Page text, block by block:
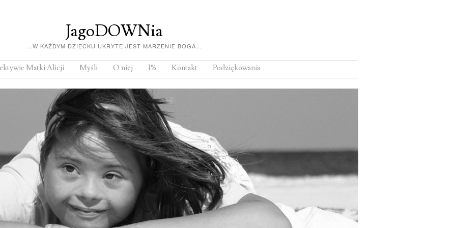
JagoDOWNia
…W KAŻDYM DZIECKU UKRYTE JEST MARZENIE BOGA…
Matki Alicji Myśli O niej 1% Kontakt Podziękowania